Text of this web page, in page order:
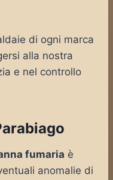
di ogni marca
alla nostra
e nel controllo
fumaria è
anomalie di